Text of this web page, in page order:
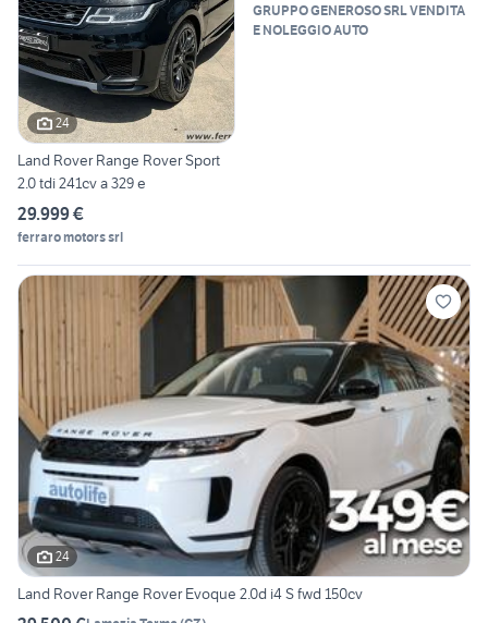
24
Land Rover Range Rover Sport
2.0 tdi 241cv a 329 e
29.999 €
ferraro motors srl
GRUPPO GENEROSO SRL VENDITA
E NOLEGGIO AUTO
24
Land Rover Range Rover Evoque 2.0d i4 S fwd 150cv